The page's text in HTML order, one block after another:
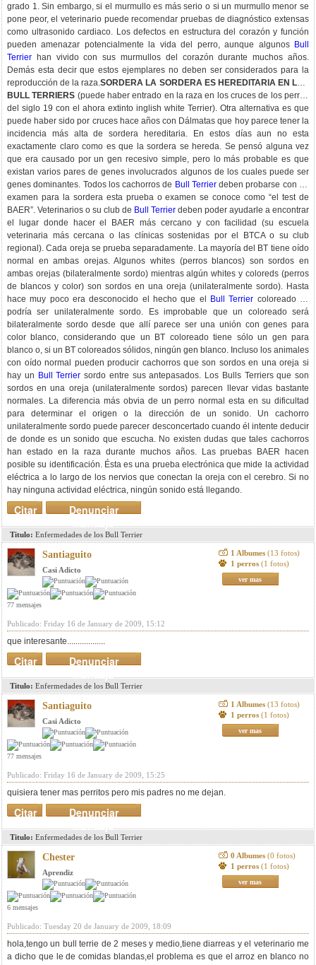
grado 1. Sin embargo, si el murmullo es más serio o si un murmullo menor se
pone peor, el veterinario puede recomendar pruebas de diagnóstico extensas
como ultrasonido cardiaco. Los defectos en estructura del corazón y función
pueden amenazar potencialmente la vida del perro, aunque algunos Bull
Terrier han vivido con sus murmullos del corazón durante muchos años.
Demás esta decir que estos ejemplares no deben ser considerados para la
reproducción de la raza.SORDERA LA SORDERA ES HEREDITARIA EN LOS
BULL TERRIERS (puede haber entrado en la raza en los cruces de los perros
del siglo 19 con el ahora extinto inglish white Terrier). Otra alternativa es que
puede haber sido por cruces hace años con Dálmatas que hoy parece tener la
incidencia más alta de sordera hereditaria. En estos días aun no esta
exactamente claro como es que la sordera se hereda. Se pensó alguna vez
que era causado por un gen recesivo simple, pero lo más probable es que
existan varios pares de genes involucrados algunos de los cuales puede ser
genes dominantes. Todos los cachorros de Bull Terrierdeben probarse con un
examen para la sordera esta prueba o examen se conoce como “el test de
BAER”. Veterinarios o su club de Bull Terrier deben poder ayudarle a encontrar
el lugar donde hacer el BAER más cercano y con facilidad (su escuela
veterinaria más cercana o las clínicas sostenidas por el BTCA o su club
regional). Cada oreja se prueba separadamente. La mayoría del BT tiene oído
normal en ambas orejas. Algunos whites (perros blancos) son sordos en
ambas orejas (bilateralmente sordo) mientras algún whites y coloreds (perros
de blancos y color) son sordos en una oreja (unilateralmente sordo). Hasta
hace muy poco era desconocido el hecho que el
Bull Terrier coloreado es
podría ser unilateralmente sordo. Es improbable que un coloreado será
bilateralmente sordo desde que allí parece ser una unión con genes para
color blanco, considerando que un BT coloreado tiene sólo un gen para
blanco o, si un BT coloreados sólidos, ningún gen blanco. Incluso los animales
con oído normal pueden producir cachorros que son sordos en una oreja si
hay un Bull Terrier sordo entre sus antepasados. Los Bulls Terriers que son
sordos en una oreja (unilateralmente sordos) parecen llevar vidas bastante
normales. La diferencia más obvia de un perro normal esta en su dificultad
para determinar el origen o la dirección de un sonido. Un cachorro
unilateralmente sordo puede parecer desconcertado cuando él intente deducir
de donde es un sonido que escucha. No existen dudas que tales cachorros
han estado en la raza durante muchos años. Las pruebas BAER hacen
posible su identificación. Ésta es una prueba electrónica que mide la actividad
eléctrica a lo largo de los nervios que conectan la oreja con el cerebro. Si no
hay ninguna actividad eléctrica, ningún sonido está llegando.
Denunciar
mensaje
Citar
Titulo: Enfermedades de los Bull Terrier
Santiaguito
Casi Adicto
77 mensajes
1 Albumes (13 fotos)
1 perros (1 fotos)
ver mas
Publicado: Friday 16 de January de 2009, 15:12
que interesante..................
Denunciar
mensaje
Citar
Titulo: Enfermedades de los Bull Terrier
Santiaguito
Casi Adicto
77 mensajes
1 Albumes (13 fotos)
1 perros (1 fotos)
ver mas
Publicado: Friday 16 de January de 2009, 15:25
quisiera tener mas perritos pero mis padres no me dejan.
Denunciar
mensaje
Citar
Titulo: Enfermedades de los Bull Terrier
Chester
Aprendiz
6 mensajes
0 Albumes (0 fotos)
1 perros (1 fotos)
ver mas
Publicado: Tuesday 20 de January de 2009, 18:09
hola,tengo un bull terrie de 2 meses y medio,tiene diarreas y el veterinario me
a dicho que le de comidas blandas,el problema es que el arroz en blanco no